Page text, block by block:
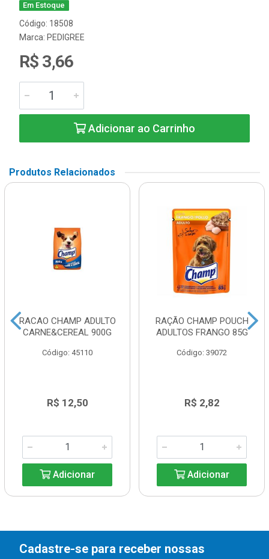
Em Estoque
Código: 18508
Marca: PEDIGREE
R$ 3,66
Adicionar ao Carrinho
Produtos Relacionados
RACAO CHAMP ADULTO
CARNE&CEREAL 900G
Código: 45110
R$ 12,50
Adicionar
RAÇÃO CHAMP POUCH
ADULTOS FRANGO 85G
Código: 39072
R$ 2,82
Adicionar
Cadastre-se para receber nossas